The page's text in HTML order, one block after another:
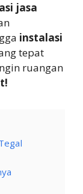
jasa
instalasi
tepat
ruangan